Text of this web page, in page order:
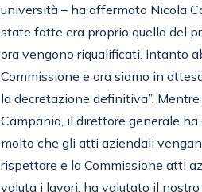
università – ha affermato Nicola
state fatte era proprio quella del
ora vengono riqualificati. Intanto
Commissione e ora siamo in
la decretazione definitiva”.
Campania, il direttore generale
molto che gli atti aziendali
rispettare e la Commissione atti
valuta i lavori, ha valutato il